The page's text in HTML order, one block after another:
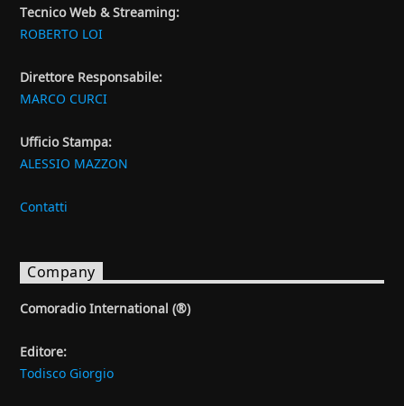
Tecnico Web & Streaming:
ROBERTO LOI
Direttore Responsabile:
MARCO CURCI
Ufficio Stampa:
ALESSIO MAZZON
Contatti
Company
Comoradio International (®)
Editore:
Todisco Giorgio